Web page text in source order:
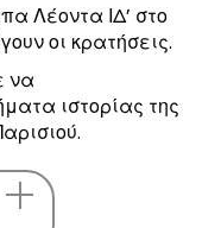
Λέοντα ΙΔ’ στο
οι κρατήσεις.
να
ιστορίας της